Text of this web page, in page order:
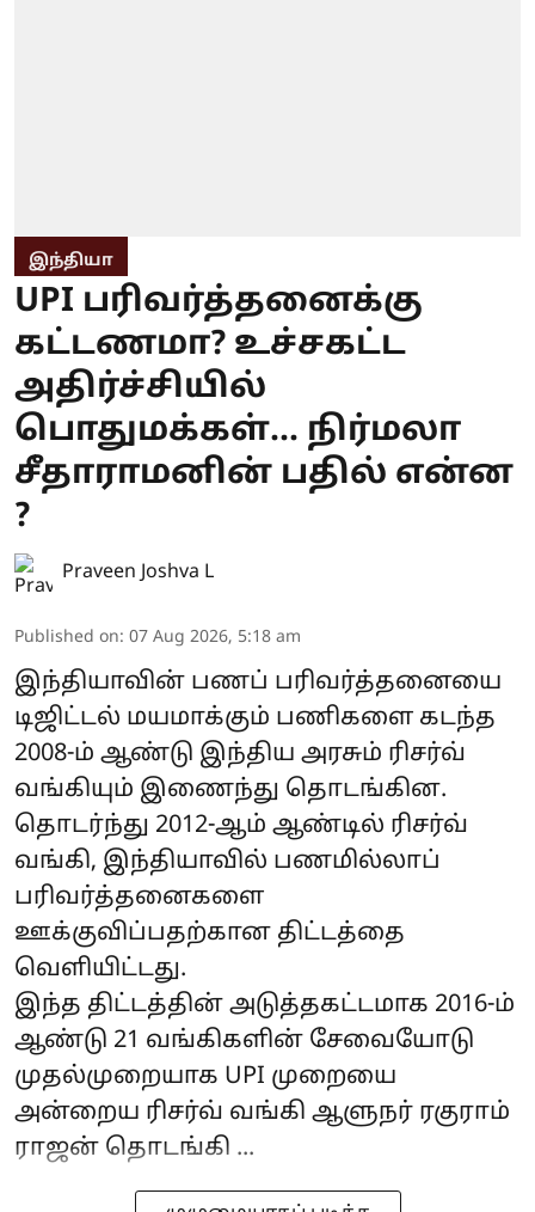
இந்தியா
UPI பரிவர்த்தனைக்கு
கட்டணமா? உச்சகட்ட
அதிர்ச்சியில்
பொதுமக்கள்... நிர்மலா
சீதாராமனின் பதில் என்ன
?
Praveen Joshva L
Published on: 07 Aug 2026, 5:18 am
இந்தியாவின் பணப் பரிவர்த்தனையை
டிஜிட்டல் மயமாக்கும் பணிகளை கடந்த
2008-ம் ஆண்டு இந்திய அரசும் ரிசர்வ்
வங்கியும் இணைந்து தொடங்கின.
தொடர்ந்து 2012-ஆம் ஆண்டில் ரிசர்வ்
வங்கி, இந்தியாவில் பணமில்லாப்
பரிவர்த்தனைகளை
ஊக்குவிப்பதற்கான திட்டத்தை
வெளியிட்டது.
இந்த திட்டத்தின் அடுத்தகட்டமாக 2016-ம்
ஆண்டு 21 வங்கிகளின் சேவையோடு
முதல்முறையாக UPI முறையை
அன்றைய ரிசர்வ் வங்கி ஆளுநர் ரகுராம்
ராஜன் தொடங்கி ...